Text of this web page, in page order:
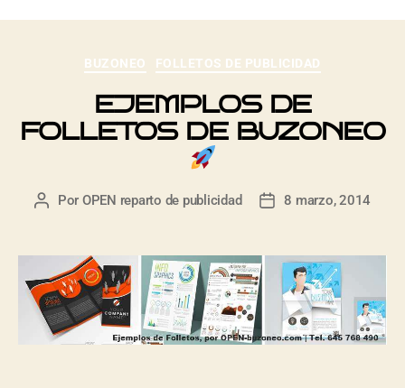
BUZONEO FOLLETOS DE PUBLICIDAD
EJEMPLOS DE
FOLLETOS DE BUZONEO
Por OPEN reparto de publicidad 8 marzo, 2014